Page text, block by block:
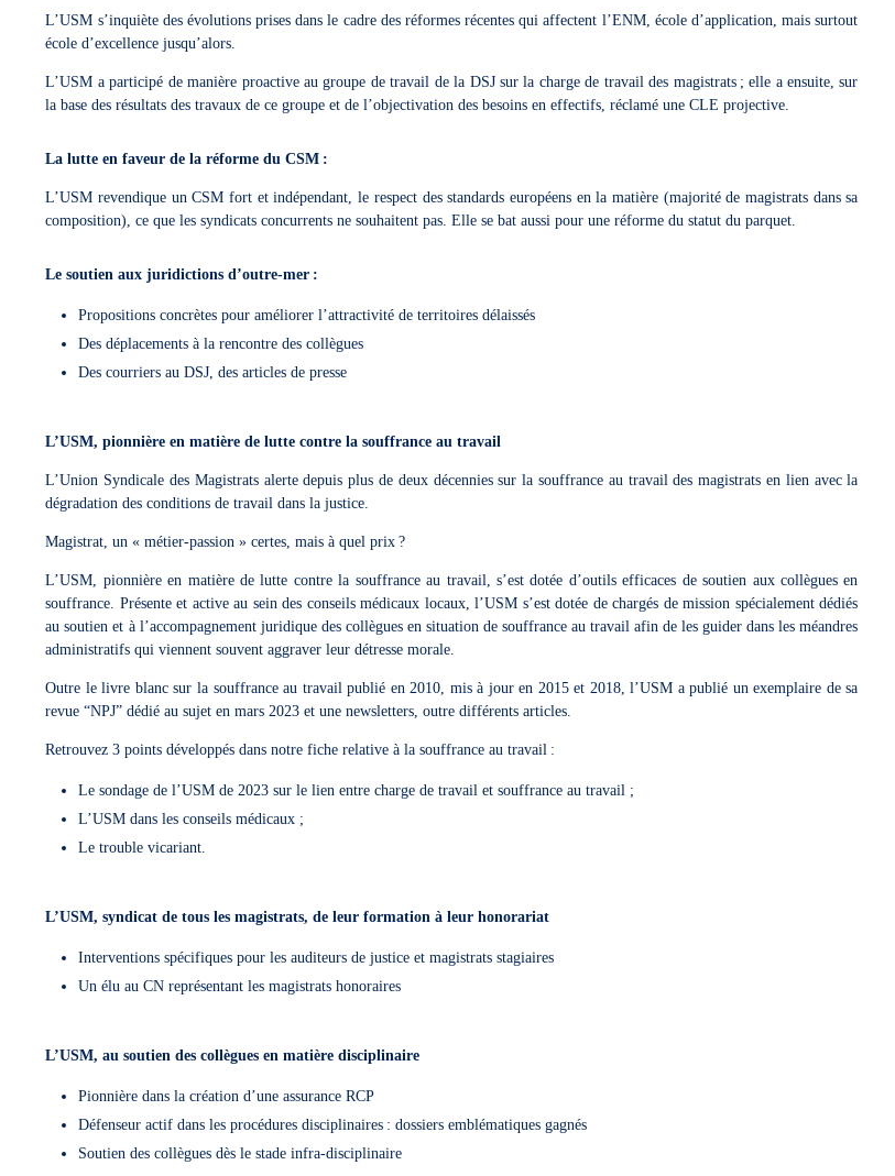
L’USM s’inquiète des évolutions prises dans le cadre des réformes récentes qui affectent l’ENM, école d’application, mais surtout
école d’excellence jusqu’alors.
L’USM a participé de manière proactive au groupe de travail de la DSJ sur la charge de travail des magistrats ; elle a ensuite, sur
la base des résultats des travaux de ce groupe et de l’objectivation des besoins en effectifs, réclamé une CLE projective.
La lutte en faveur de la réforme du CSM :
L’USM revendique un CSM fort et indépendant, le respect des standards européens en la matière (majorité de magistrats dans sa
composition), ce que les syndicats concurrents ne souhaitent pas. Elle se bat aussi pour une réforme du statut du parquet.
Le soutien aux juridictions d’outre-mer :
Propositions concrètes pour améliorer l’attractivité de territoires délaissés
Des déplacements à la rencontre des collègues
Des courriers au DSJ, des articles de presse
L’USM, pionnière en matière de lutte contre la souffrance au travail
L’Union Syndicale des Magistrats alerte depuis plus de deux décennies sur la souffrance au travail des magistrats en lien avec la
dégradation des conditions de travail dans la justice.
Magistrat, un « métier-passion » certes, mais à quel prix ?
L’USM, pionnière en matière de lutte contre la souffrance au travail, s’est dotée d’outils efficaces de soutien aux collègues en
souffrance. Présente et active au sein des conseils médicaux locaux, l’USM s’est dotée de chargés de mission spécialement dédiés
au soutien et à l’accompagnement juridique des collègues en situation de souffrance au travail afin de les guider dans les méandres
administratifs qui viennent souvent aggraver leur détresse morale.
Outre le livre blanc sur la souffrance au travail publié en 2010, mis à jour en 2015 et 2018, l’USM a publié un exemplaire de sa
revue “NPJ” dédié au sujet en mars 2023 et une newsletters, outre différents articles.
Retrouvez 3 points développés dans notre fiche relative à la souffrance au travail :
Le sondage de l’USM de 2023 sur le lien entre charge de travail et souffrance au travail ;
L’USM dans les conseils médicaux ;
Le trouble vicariant.
L’USM, syndicat de tous les magistrats, de leur formation à leur honorariat
Interventions spécifiques pour les auditeurs de justice et magistrats stagiaires
Un élu au CN représentant les magistrats honoraires
L’USM, au soutien des collègues en matière disciplinaire
Pionnière dans la création d’une assurance RCP
Défenseur actif dans les procédures disciplinaires : dossiers emblématiques gagnés
Soutien des collègues dès le stade infra-disciplinaire